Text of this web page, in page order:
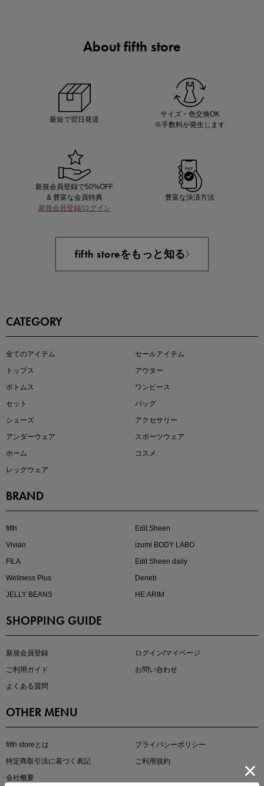
買えば買うほどお得! 最大半額クーポン
近日販売のアイテムを先見せ
真夏のオフィスカジュアル
About fifth store
最短で翌日発送
サイズ・色交換OK
※手数料が発生します
新規会員登録で50%OFF
& 豊富な会員特典
新規会員登録/ログイン
豊富な決済方法
fifth storeをもっと知る
CATEGORY
全てのアイテム
セールアイテム
トップス
アウター
ボトムス
ワンピース
セット
バッグ
シューズ
アクセサリー
アンダーウェア
スポーツウェア
ホーム
コスメ
レッグウェア
BRAND
fifth
Edit Sheen
Vivian
izumi BODY LABO
FILA
Edit Sheen daily
Wellness Plus
Deneb
JELLY BEANS
HE:ARIM
SHOPPING GUIDE
新規会員登録
ログイン/マイページ
ご利用ガイド
お問い合わせ
よくある質問
OTHER MENU
fifth storeとは
プライバシーポリシー
特定商取引法に基づく表記
ご利用規約
会社概要